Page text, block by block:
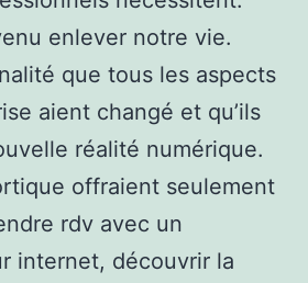
enlever notre vie.
que tous les aspects
aient changé et qu’ils
réalité numérique.
offraient seulement
rdv avec un
internet, découvrir la